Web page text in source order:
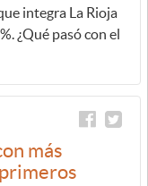
integra La Rioja
¿Qué pasó con el
más